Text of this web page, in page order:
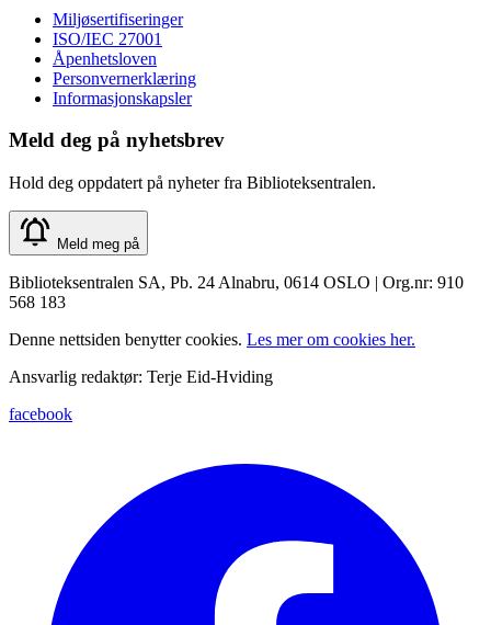
Miljøsertifiseringer
ISO/IEC 27001
Åpenhetsloven
Personvernerklæring
Informasjonskapsler
Meld deg på nyhetsbrev
Hold deg oppdatert på nyheter fra Biblioteksentralen.
Meld meg på
Biblioteksentralen SA, Pb. 24 Alnabru, 0614 OSLO | Org.nr: 910
568 183
Denne nettsiden benytter cookies. Les mer om cookies her.
Ansvarlig redaktør: Terje Eid-Hviding
facebook